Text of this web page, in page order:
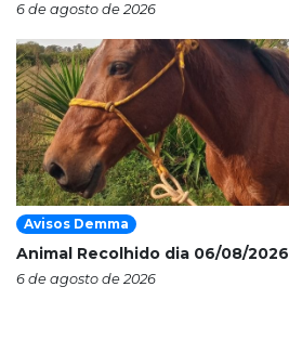
6 de agosto de 2026
Avisos Demma
Animal Recolhido dia 06/08/2026
6 de agosto de 2026